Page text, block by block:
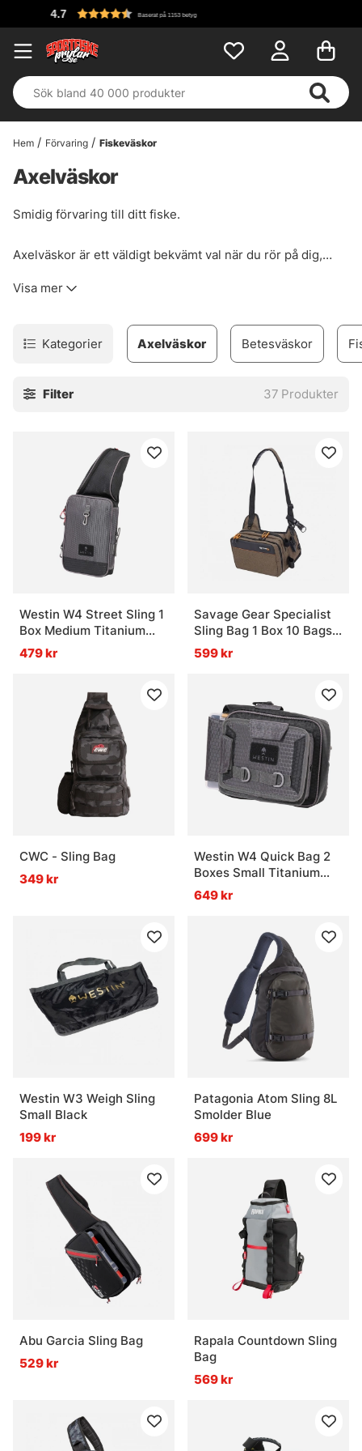
Hem Förvaring Fiskeväskor
Axelväskor
Smidig förvaring till ditt fiske.
Axelväskor är ett väldigt bekvämt val när du rör på dig,
fiskeplats eller om du ska streetfiska eller vada längs en
Visa mer
Kategorier Betesväskor
Axelväskor
Filter 37 Produkter
Westin W4 Street Sling 1
Box Medium Titanium
Black
479 kr
Savage Gear Specialist
Sling Bag 1 Box 10 Bags
20x31x15cm 8L
599 kr
CWC - Sling Bag
349 kr
Westin W4 Quick Bag 2
Boxes Small Titanium
Black
649 kr
Westin W3 Weigh Sling
Small Black
199 kr
Patagonia Atom Sling 8L
Smolder Blue
699 kr
Abu Garcia Sling Bag
529 kr
Rapala Countdown Sling
Bag
569 kr